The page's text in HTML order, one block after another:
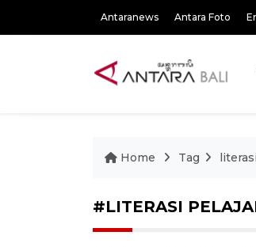
Antaranews Antara Foto
Home Tag
#LITERASI